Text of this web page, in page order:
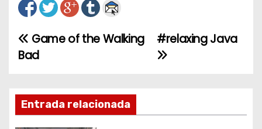
N
v
e
#relaxing Java
Game of the Walking
Bad
Entrada relacionada